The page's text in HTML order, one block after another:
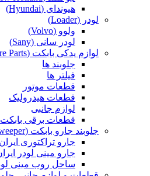
هیوندای (Hyundai)
لودر (Loader)
ولوو (Volvo)
لودر سانی (Sany)
لوازم یدکی بابکت (Bobcat Spare Parts)
جلوبند ها
فیلتر ها
قطعات موتور
قطعات هیدرولیک
لوازم جانبی
قطعات برقی بابکت
جلوبند جارو بابکت (Bobcat Sweeper)
جارو تراکتوری
جارو مینی لودر
ساحل روب مینی